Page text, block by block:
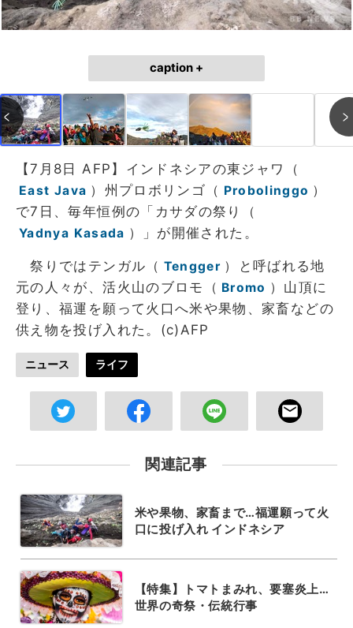
caption +
【7月8日 AFP】インドネシアの東ジャワ（
East Java ）州プロボリンゴ（ Probolinggo ）
で7日、毎年恒例の「カサダの祭り（
Yadnya Kasada ）」が開催された。
祭りではテンガル（ Tengger ）と呼ばれる地
元の人々が、活火山のブロモ（ Bromo ）山頂に
登り、福運を願って火口へ米や果物、家畜などの
供え物を投げ入れた。(c)AFP
ニュース ライフ
関連記事
米や果物、家畜まで…福運願って火
口に投げ入れ インドネシア
【特集】トマトまみれ、要塞炎上…
世界の奇祭・伝統行事